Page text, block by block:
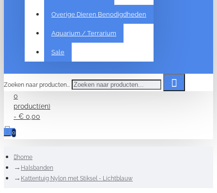
Overige Dieren Benodigdheden
Aquarium / Terrarium
Sale
Zoeken naar producten...
0
product(en)
- € 0,00
0
home
Halsbanden
Kattentuig Nylon met Stiksel - Lichtblauw